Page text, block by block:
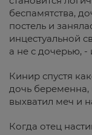
беспамятства,
постель и
инцестуальной
а не с дочерью, -
Кинир спустя
дочь беременна,
выхватил меч и
Когда отец